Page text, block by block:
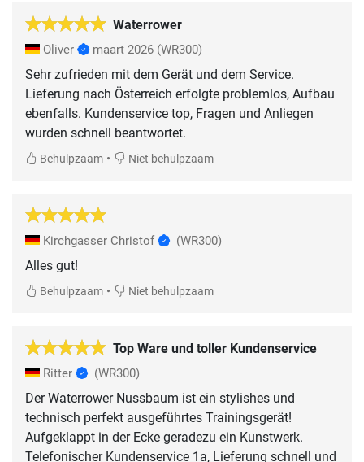
Waterrower
Oliver maart 2026 (WR300)
Sehr zufrieden mit dem Gerät und dem Service.
Lieferung nach Österreich erfolgte problemlos, Aufbau
ebenfalls. Kundenservice top, Fragen und Anliegen
wurden schnell beantwortet.
Behulpzaam • Niet behulpzaam
Kirchgasser Christof (WR300)
Alles gut!
Behulpzaam • Niet behulpzaam
Top Ware und toller Kundenservice
Ritter (WR300)
Der Waterrower Nussbaum ist ein stylishes und
technisch perfekt ausgeführtes Trainingsgerät!
Aufgeklappt in der Ecke geradezu ein Kunstwerk.
Telefonischer Kundenservice 1a, Lieferung schnell und